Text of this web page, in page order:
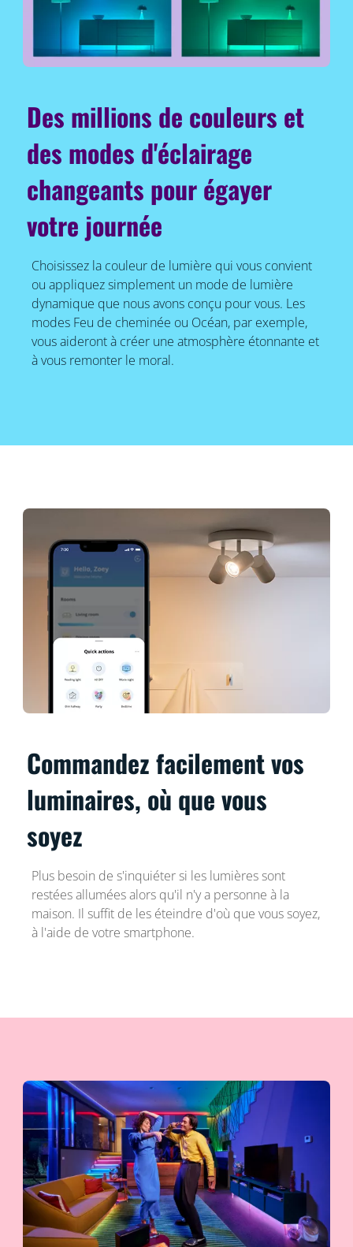
Des millions de couleurs et
des modes d'éclairage
changeants pour égayer
votre journée
Choisissez la couleur de lumière qui vous convient
ou appliquez simplement un mode de lumière
dynamique que nous avons conçu pour vous. Les
modes Feu de cheminée ou Océan, par exemple,
vous aideront à créer une atmosphère étonnante et
à vous remonter le moral.
Commandez facilement vos
luminaires, où que vous
soyez
Plus besoin de s'inquiéter si les lumières sont
restées allumées alors qu'il n'y a personne à la
maison. Il suffit de les éteindre d'où que vous soyez,
à l'aide de votre smartphone.